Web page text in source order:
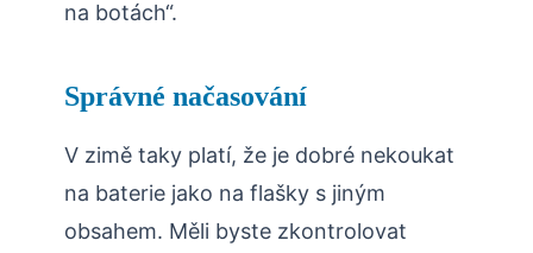
na botách“.
Správné načasování
V zimě taky platí, že je dobré nekoukat
na baterie jako na flašky s jiným
obsahem. Měli byste zkontrolovat